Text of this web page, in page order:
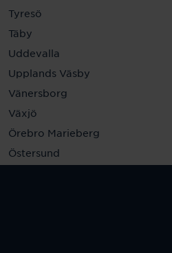
Tyresö
Täby
Uddevalla
Upplands Väsby
Vänersborg
Växjö
Örebro Marieberg
Östersund